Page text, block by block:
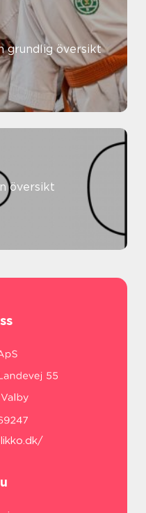
grundlig översikt
översikt